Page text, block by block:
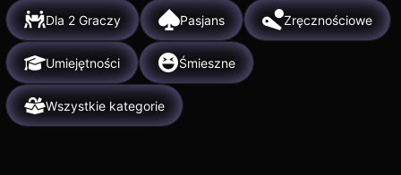
Dla 2 Graczy Pasjans Zręcznościowe
Umiejętności Śmieszne
Wszystkie kategorie